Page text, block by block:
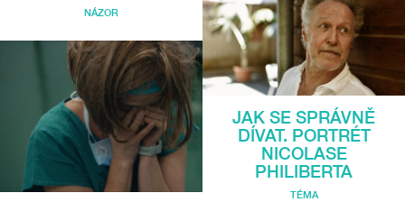
NÁZOR
JAK SE SPRÁVNĚ
DÍVAT. PORTRÉT
NICOLASE
PHILIBERTA
TÉMA